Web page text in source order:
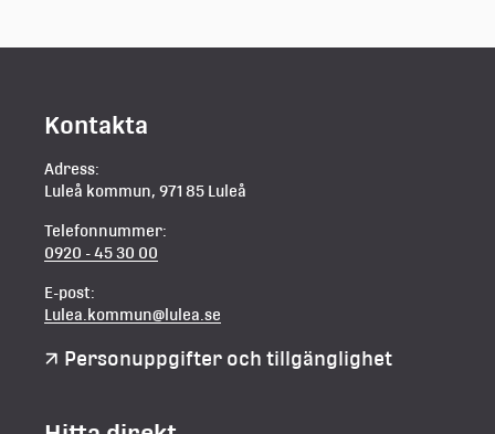
Kontakta
Adress:
Luleå kommun, 971 85 Luleå
Telefonnummer:
0920 - 45 30 00
E-post:
Lulea.kommun@lulea.se
Personuppgifter och tillgänglighet